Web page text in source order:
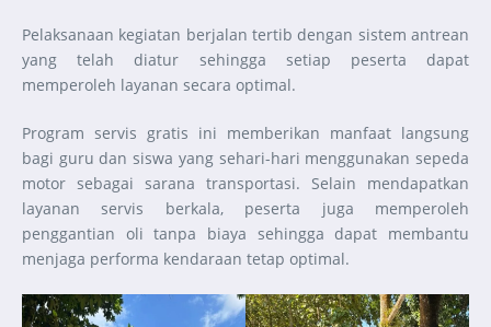
Pelaksanaan kegiatan berjalan tertib dengan sistem antrean
yang telah diatur sehingga setiap peserta dapat
memperoleh layanan secara optimal.
Program servis gratis ini memberikan manfaat langsung
bagi guru dan siswa yang sehari-hari menggunakan sepeda
motor sebagai sarana transportasi. Selain mendapatkan
layanan servis berkala, peserta juga memperoleh
penggantian oli tanpa biaya sehingga dapat membantu
menjaga performa kendaraan tetap optimal.